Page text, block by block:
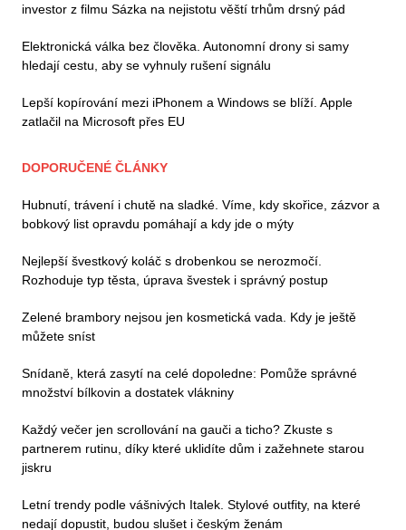
investor z filmu Sázka na nejistotu věští trhům drsný pád
Elektronická válka bez člověka. Autonomní drony si samy
hledají cestu, aby se vyhnuly rušení signálu
Lepší kopírování mezi iPhonem a Windows se blíží. Apple
zatlačil na Microsoft přes EU
DOPORUČENÉ ČLÁNKY
Hubnutí, trávení i chutě na sladké. Víme, kdy skořice, zázvor a
bobkový list opravdu pomáhají a kdy jde o mýty
Nejlepší švestkový koláč s drobenkou se nerozmočí.
Rozhoduje typ těsta, úprava švestek i správný postup
Zelené brambory nejsou jen kosmetická vada. Kdy je ještě
můžete sníst
Snídaně, která zasytí na celé dopoledne: Pomůže správné
množství bílkovin a dostatek vlákniny
Každý večer jen scrollování na gauči a ticho? Zkuste s
partnerem rutinu, díky které uklidíte dům i zažehnete starou
jiskru
Letní trendy podle vášnivých Italek. Stylové outfity, na které
nedají dopustit, budou slušet i českým ženám